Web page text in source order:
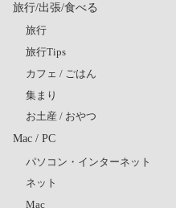
旅行/出張/食べる
旅行
旅行Tips
カフェ / ごはん
集まり
お土産 / おやつ
Mac / PC
パソコン・インターネット
ネット
Mac